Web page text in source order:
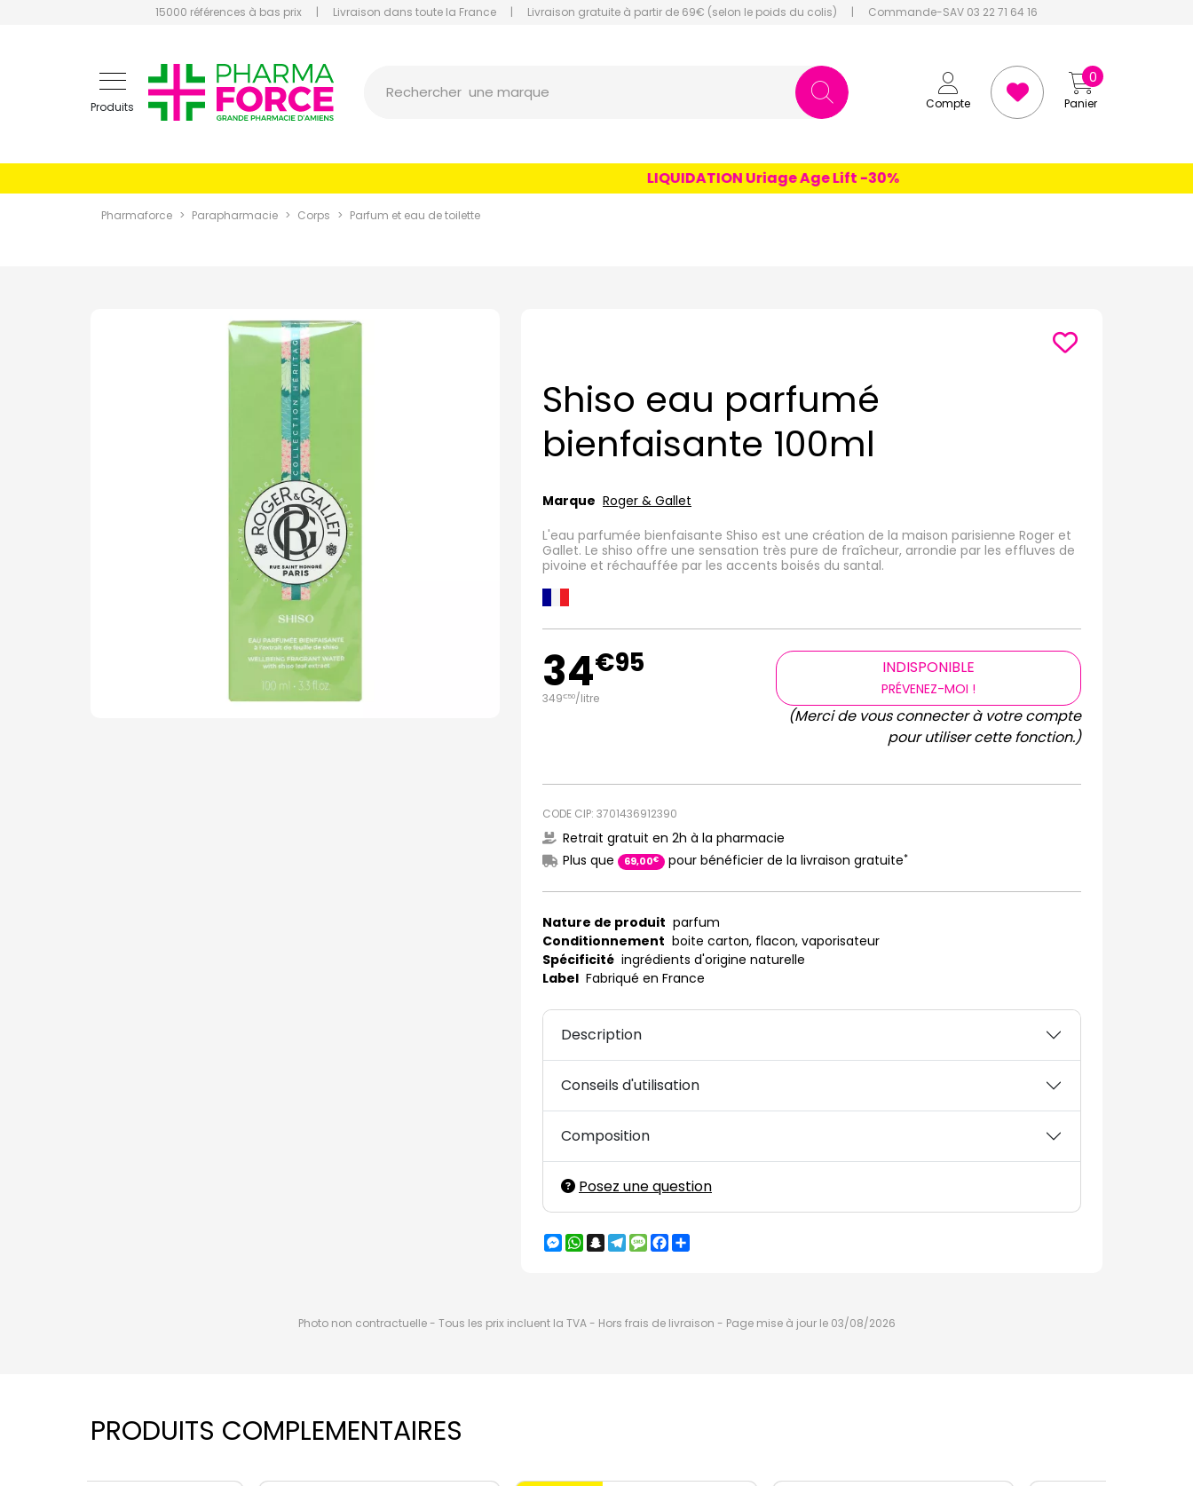
15000 références à bas prix | Livraison dans toute la France | Livraison gratuite à partir de 69€ (selon le poids du colis) | Commande-SAV 03 22 71 64 16
Produits Compte Panier
0
Rechercher
LIQUIDATION Uriage Age Lift -30%
Pharmaforce Parapharmacie Corps Parfum et eau de toilette
Shiso eau parfumé
bienfaisante 100ml
Marque Roger & Gallet
L'eau parfumée bienfaisante Shiso est une création de la maison parisienne Roger et
Gallet. Le shiso offre une sensation très pure de fraîcheur, arrondie par les effluves de
pivoine et réchauffée par les accents boisés du santal.
34€95
349€50/litre
INDISPONIBLE
PRÉVENEZ-MOI !
(Merci de vous connecter à votre compte
pour utiliser cette fonction.)
CODE CIP: 3701436912390
Retrait gratuit en 2h à la pharmacie
Plus que
69,00€ pour bénéficier de la livraison gratuite*
Nature de produit parfum
Conditionnement boite carton, flacon, vaporisateur
Spécificité ingrédients d'origine naturelle
Label Fabriqué en France
Description
Conseils d'utilisation
Composition
Posez une question
Messenger
WhatsApp
Snapchat
Telegram
MessageFacebook
Photo non contractuelle - Tous les prix incluent la TVA - Hors frais de livraison - Page mise à jour le 03/08/2026
PRODUITS COMPLEMENTAIRES